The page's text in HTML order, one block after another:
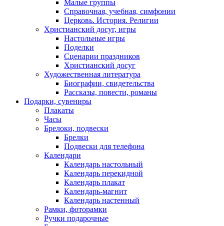
Малые группы
Справочная, учебная, симфонии
Церковь. История. Религии
Христианский досуг, игры
Настольные игры
Поделки
Сценарии праздников
Христианский досуг
Художественная литература
Биографии, свидетельства
Рассказы, повести, романы
Подарки, сувениры
Плакаты
Часы
Брелоки, подвески
Брелки
Подвески для телефона
Календари
Календарь настольный
Календарь перекидной
Календарь плакат
Календарь-магнит
Календарь настенный
Рамки, фоторамки
Ручки подарочные